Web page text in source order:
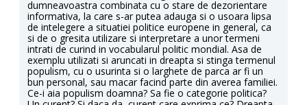
dumneavoastra combinata cu o stare de dezorientare
informativa, la care s-ar putea adauga si o usoara lipsa
de intelegere a situatiei politice europene in general, ca
si de o gresita utilizare si interpretare a unor termeni
intrati de curind in vocabularul politic mondial. Asa de
exemplu utilizati si aruncati in dreapta si stinga termenul
populism, cu o usurinta si o larghete de parca ar fi un
bun personal, sau macar facind parte din averea familiei.
Ce-i aia populism doamna? Sa fie o categorie politica?